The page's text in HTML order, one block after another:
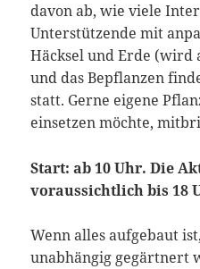
davon ab, wie viele
Unterstützende mit
Häcksel und Erde (wird
und das Bepflanzen
statt. Gerne eigene
einsetzen möchte,
Start: ab 10 Uhr. Die
voraussichtlich bis 18
Wenn alles aufgebaut
unabhängig gegärtnert